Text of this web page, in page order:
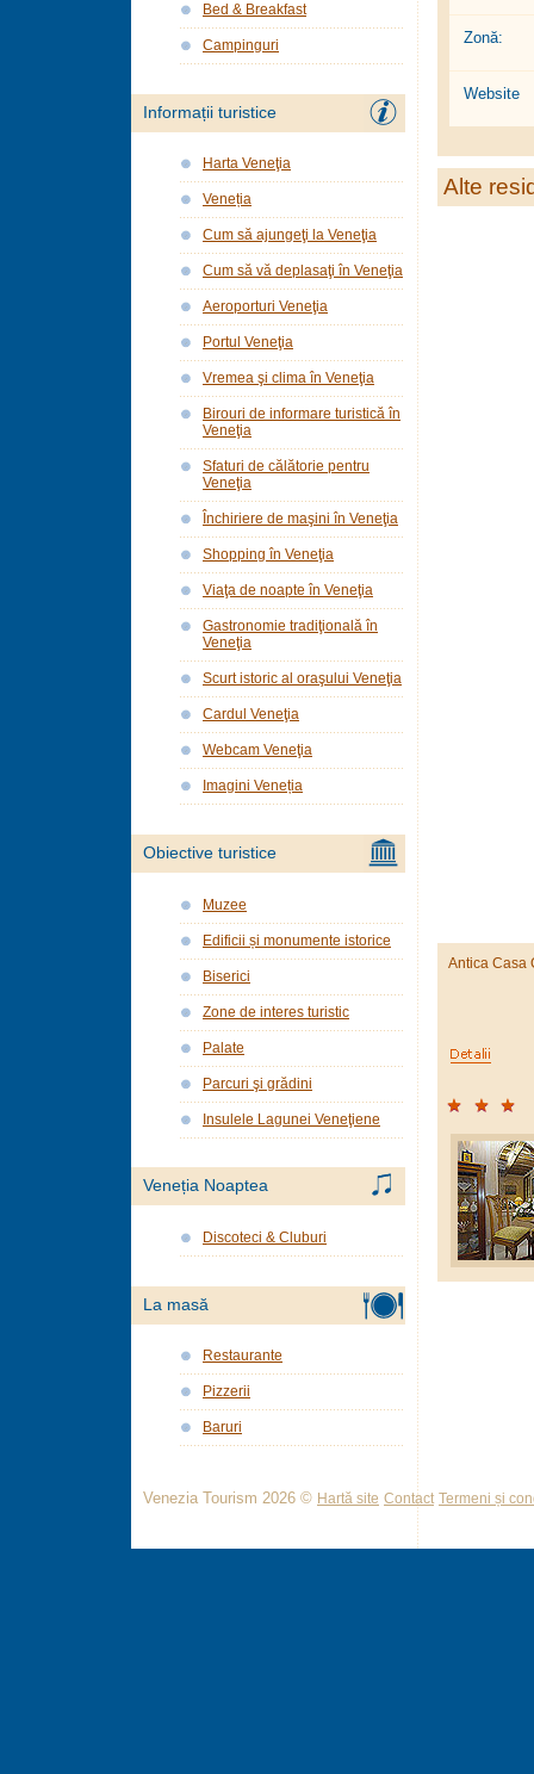
Zonă:
Website
Alte
Antica Casa
Bed & Breakfast
Campinguri
Informații turistice
Harta Veneţia
Veneția
Cum să ajungeţi la Veneţia
Cum să vă deplasaţi în Veneţia
Aeroporturi Veneţia
Portul Veneţia
Vremea şi clima în Veneţia
Birouri de informare turistică în
Veneţia
Sfaturi de călătorie pentru
Veneţia
Închiriere de maşini în Veneţia
Shopping în Veneţia
Viaţa de noapte în Veneţia
Gastronomie tradiţională în
Veneţia
Scurt istoric al oraşului Veneţia
Cardul Veneţia
Webcam Veneţia
Imagini Veneția
Obiective turistice
Muzee
Edificii și monumente istorice
Biserici
Zone de interes turistic
Palate
Parcuri şi grădini
Insulele Lagunei Veneţiene
Veneția Noaptea
Discoteci & Cluburi
La masă
Restaurante
Pizzerii
Baruri
Venezia Tourism 2026 © Hartă site Contact Termeni și